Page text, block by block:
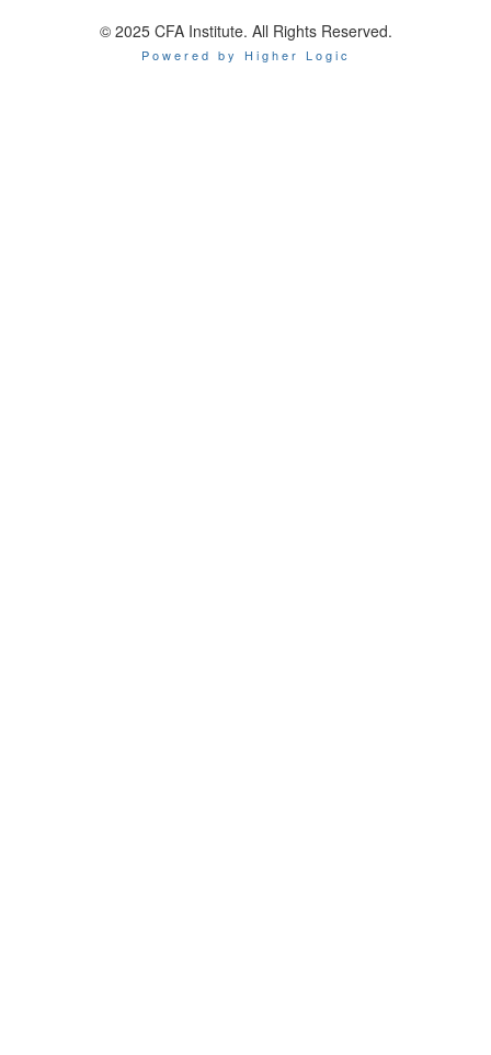
© 2025 CFA Institute. All Rights Reserved.
Powered by Higher Logic